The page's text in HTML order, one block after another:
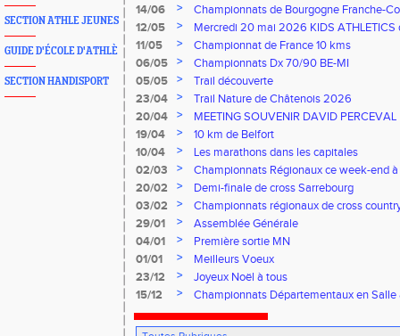
SECTION ATHLE JEUNES
GUIDE D'ÉCOLE D'ATHLÈ
SECTION HANDISPORT
14/06
>
Championnats de Bourgogne Franche-
Florentin, le 14 juin 2026
12/05 >
Mercredi 20 mai 2026 KIDS ATHLETICS
11/05
>
Championnat de France 10 kms
06/05
>
Championnats Dx 70/90 BE-MI
05/05
>
Trail découverte
23/04
>
Trail Nature de Châtenois 2026
20/04
>
MEETING SOUVENIR DAVID PERCEVAL
19/04
>
10 km de Belfort
10/04
>
Les marathons dans les capitales
02/03
>
Championnats Régionaux ce week-end
20/02
>
Demi-finale de cross Sarrebourg
03/02
>
Championnats régionaux de cross
29/01
>
Assemblée Générale
04/01
>
Première sortie MN
01/01
>
Meilleurs Voeux
23/12
>
Joyeux Noël à tous
15/12
> Championnats Départementaux en Salle